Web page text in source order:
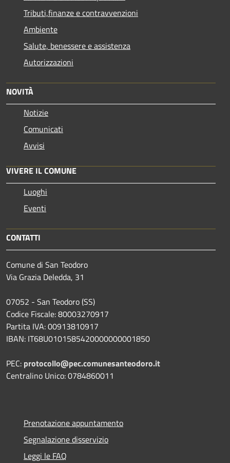
Tributi,finanze e contravvenzioni
Ambiente
Salute, benessere e assistenza
Autorizzazioni
NOVITÀ
Notizie
Comunicati
Avvisi
VIVERE IL COMUNE
Luoghi
Eventi
CONTATTI
Comune di San Teodoro
Via Grazia Deledda, 31
07052 - San Teodoro (SS)
Codice Fiscale: 80003270917
Partita IVA: 00913810917
IBAN: IT68U0101585420000000001850
PEC: protocollo@pec.comunesanteodoro.it
Centralino Unico: 0784860011
Prenotazione appuntamento
Segnalazione disservizio
Leggi le FAQ